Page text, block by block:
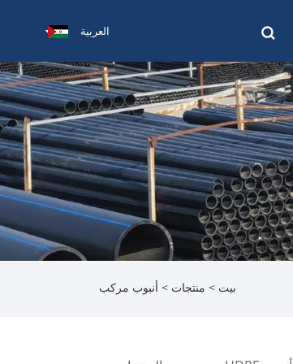
العربية
بيت > منتجات > أنبوب مركب